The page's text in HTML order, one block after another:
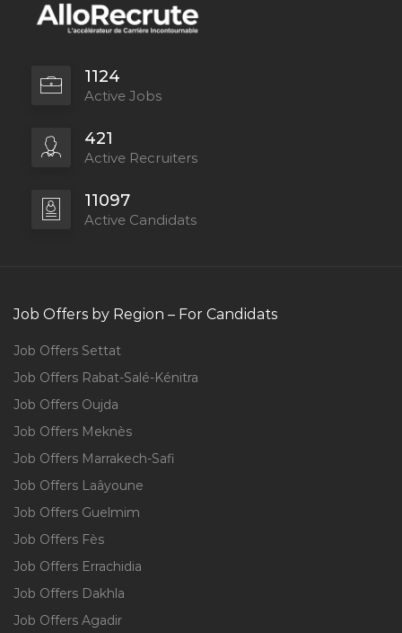
1124
Active Jobs
421
Active Recruiters
11097
Active Candidats
Job Offers by Region – For Candidats
Job Offers Settat
Job Offers Rabat-Salé-Kénitra
Job Offers Oujda
Job Offers Meknès
Job Offers Marrakech-Safi
Job Offers Laâyoune
Job Offers Guelmim
Job Offers Fès
Job Offers Errachidia
Job Offers Dakhla
Job Offers Agadir